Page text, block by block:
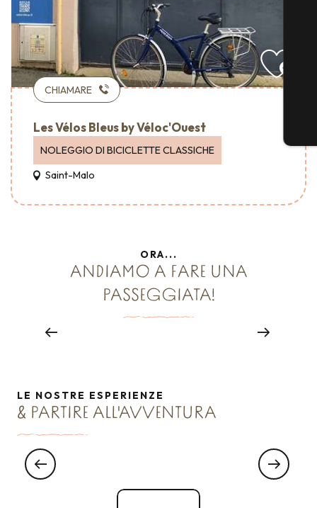
CHIAMARE
Les Vélos Bleus by Véloc'Ouest
NOLEGGIO DI BICICLETTE CLASSICHE
Saint-Malo
ORA...
ANDIAMO A FARE UNA
PASSEGGIATA!
Affitti vacanze – Accueil Vélo
CASA IN BICICLETTA
Leggi tutto
LE NOSTRE ESPERIENZE
& PARTIRE ALL'AVVENTURA
Visitare i banchi di ostriche